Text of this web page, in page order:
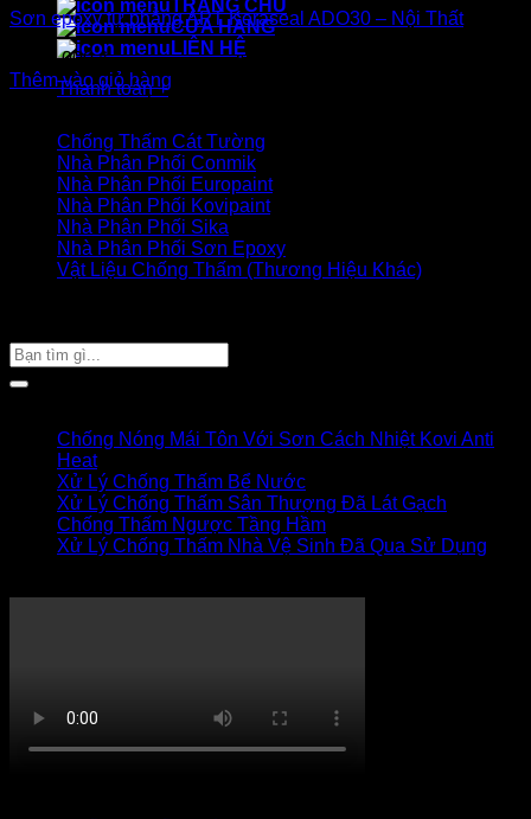
TRANG CHỦ
CỬA HÀNG
LIÊN HỆ
Thanh toán +
Sơn epoxy tự phẳng APT Keraseal ADO30 – Nội Thất
3.200.000₫
Thêm vào giỏ hàng
Danh mục sản phẩm
Chống Thấm Cát Tường
Nhà Phân Phối Conmik
Nhà Phân Phối Europaint
Nhà Phân Phối Kovipaint
Nhà Phân Phối Sika
Nhà Phân Phối Sơn Epoxy
Vật Liệu Chống Thấm (Thương Hiệu Khác)
Tìm
kiếm:
Chống Nóng Mái Tôn Với Sơn Cách Nhiệt Kovi Anti
Heat
Xử Lý Chống Thấm Bể Nước
Xử Lý Chống Thấm Sân Thượng Đã Lát Gạch
Chống Thấm Ngược Tầng Hầm
Xử Lý Chống Thấm Nhà Vệ Sinh Đã Qua Sử Dụng